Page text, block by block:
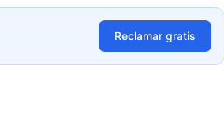
Reclamar gratis